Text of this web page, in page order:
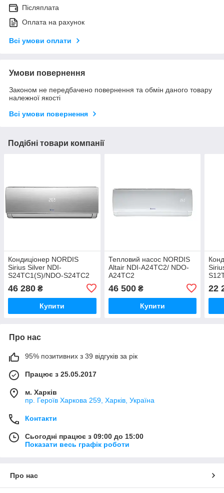
Післяплата
Оплата на рахунок
Всі умови оплати
Умови повернення
Законом не передбачено повернення та обмін даного товару
належної якості
Всі умови повернення
Подібні товари компанії
Кондиціонер NORDIS
Sirius Silver NDI-
S24TC1(S)/NDO-S24TC2
46 280 ₴
Купити
Тепловий насос NORDIS
Altair NDI-A24TC2/ NDO-
A24TC2
46 500₴
Купити
22
Про нас
95% позитивних з 39 відгуків за рік
Працює з 25.05.2017
м. Харків
пр. Героїв Харкова 259, Харків, Україна
Контакти
Сьогодні працює з 09:00 до 15:00
Показати весь графік роботи
Про нас